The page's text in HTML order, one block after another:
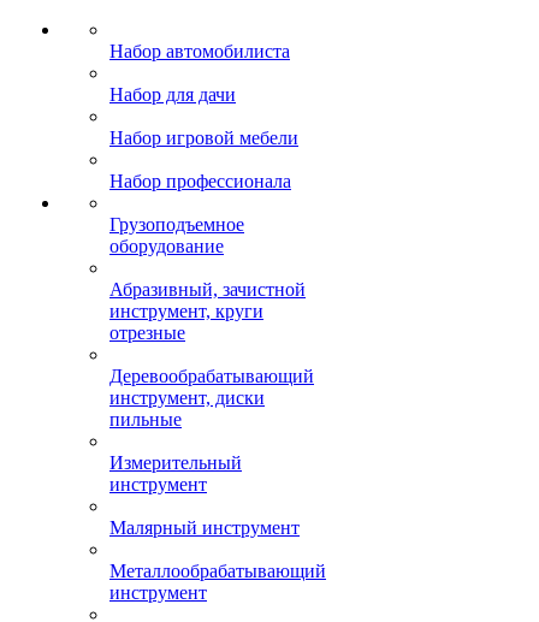
Набор автомобилиста
Набор для дачи
Набор игровой мебели
Набор профессионала
Грузоподъемное
оборудование
Абразивный, зачистной
инструмент, круги
отрезные
Деревообрабатывающий
инструмент, диски
пильные
Измерительный
инструмент
Малярный инструмент
Металлообрабатывающий
инструмент